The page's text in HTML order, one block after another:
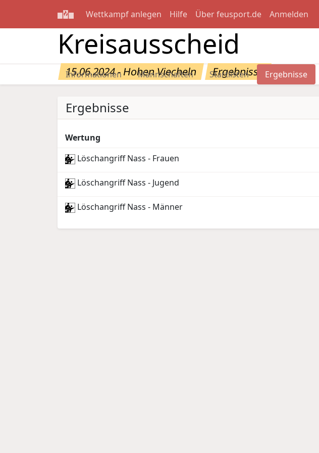
Wettkampf anlegen Hilfe Über feusport.de Anmelden
Kreisausscheid
15.06.2024 - Hohen Viecheln Ergebnisse
Informationen Mannschaften Startlisten Ergebnisse
Ergebnisse
Wertung
Löschangriff Nass - Frauen
Löschangriff Nass - Jugend
Löschangriff Nass - Männer